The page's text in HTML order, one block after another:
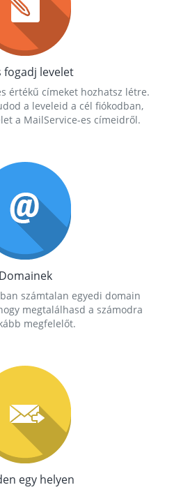
fogadj levelet
értékű címeket hozhatsz létre.
a leveleid a cél fiókodban,
a MailService-es címeidről.
Domainek
számtalan egyedi domain
megtalálhasd a számodra
megfelelőt.
egy helyen